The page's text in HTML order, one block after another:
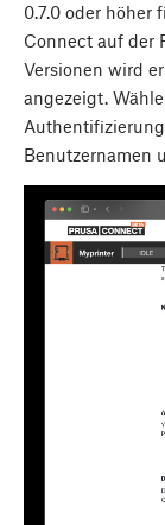
0.7.0 oder höher
Connect auf der
Versionen wird
angezeigt.
Benutzernamen